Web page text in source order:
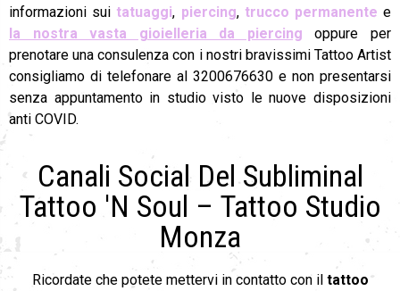
informazioni sui tatuaggi, piercing, trucco permanente e
la nostra vasta gioielleria da piercing
oppure per
prenotare una consulenza con i nostri bravissimi Tattoo Artist
consigliamo di telefonare al 3200676630 e non presentarsi
senza appuntamento in studio visto le nuove disposizioni
anti COVID.
Canali Social Del Subliminal
Tattoo 'N Soul – Tattoo Studio
Monza
Ricordate che potete mettervi in contatto con il tattoo